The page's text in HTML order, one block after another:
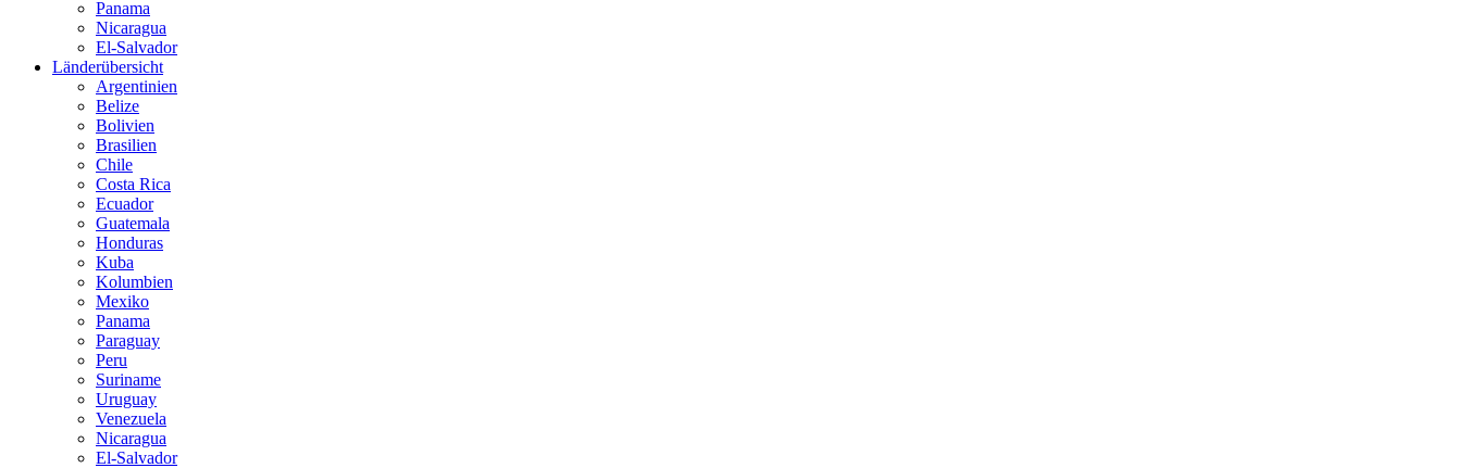
Panama
Nicaragua
El-Salvador
Länderübersicht
Argentinien
Belize
Bolivien
Brasilien
Chile
Costa Rica
Ecuador
Guatemala
Honduras
Kuba
Kolumbien
Mexiko
Panama
Paraguay
Peru
Suriname
Uruguay
Venezuela
Nicaragua
El-Salvador